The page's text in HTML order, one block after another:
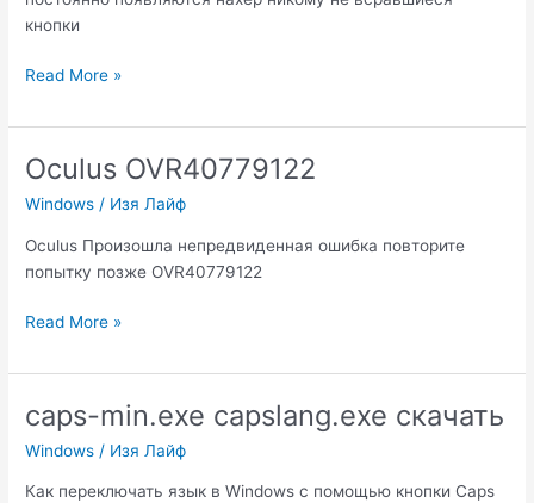
кнопки
Windows
раскладки
Caps
Lock
Read More »
Oculus OVR40779122
Windows / Изя Лайф
Oculus Произошла непредвиденная ошибка повторите
попытку позже OVR40779122
Oculus
Read More »
caps-min.exe capslang.exe скачать
Windows / Изя Лайф
Как переключать язык в Windows с помощью кнопки Caps